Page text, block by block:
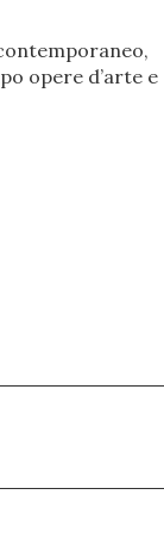
opere d’arte e